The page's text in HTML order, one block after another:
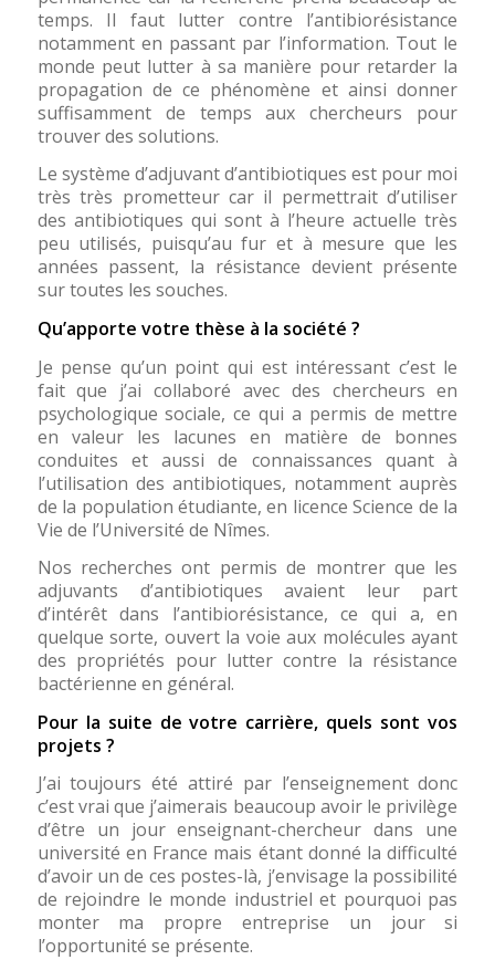
temps. Il faut lutter contre l’antibiorésistance
notamment en passant par l’information. Tout le
monde peut lutter à sa manière pour retarder la
propagation de ce phénomène et ainsi donner
suffisamment de temps aux chercheurs pour
trouver des solutions.
Le système d’adjuvant d’antibiotiques est pour moi
très très prometteur car il permettrait d’utiliser
des antibiotiques qui sont à l’heure actuelle très
peu utilisés, puisqu’au fur et à mesure que les
années passent, la résistance devient présente
sur toutes les souches.
Qu’apporte votre thèse à la société ?
Je pense qu’un point qui est intéressant c’est le
fait que j’ai collaboré avec des chercheurs en
psychologique sociale, ce qui a permis de mettre
en valeur les lacunes en matière de bonnes
conduites et aussi de connaissances quant à
l’utilisation des antibiotiques, notamment auprès
de la population étudiante, en licence Science de la
Vie de l’Université de Nîmes.
Nos recherches ont permis de montrer que les
adjuvants d’antibiotiques avaient leur part
d’intérêt dans l’antibiorésistance, ce qui a, en
quelque sorte, ouvert la voie aux molécules ayant
des propriétés pour lutter contre la résistance
bactérienne en général.
Pour la suite de votre carrière, quels sont vos
projets ?
J’ai toujours été attiré par l’enseignement donc
c’est vrai que j’aimerais beaucoup avoir le privilège
d’être un jour enseignant-chercheur dans une
université en France mais étant donné la difficulté
d’avoir un de ces postes-là, j’envisage la possibilité
de rejoindre le monde industriel et pourquoi pas
monter ma propre entreprise un jour si
l’opportunité se présente.